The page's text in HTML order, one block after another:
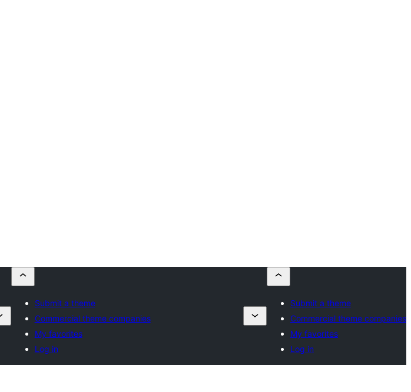
Submit a theme
Commercial theme companies
My favorites
Log in
Submit a theme
Commercial theme companies
My favorites
Log in